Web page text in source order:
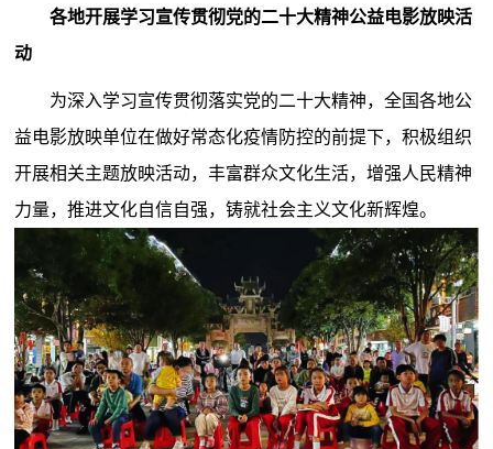
各地开展学习宣传贯彻党的二十大精神公益电影放映活
动
为深入学习宣传贯彻落实党的二十大精神，全国各地公
益电影放映单位在做好常态化疫情防控的前提下，积极组织
开展相关主题放映活动，丰富群众文化生活，增强人民精神
力量，推进文化自信自强，铸就社会主义文化新辉煌。